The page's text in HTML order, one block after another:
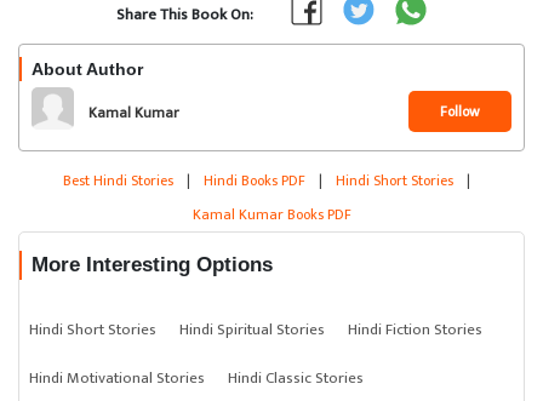
Share This Book On:
About Author
Kamal Kumar Follow
Best Hindi Stories | Hindi Books PDF | Hindi Short Stories |
Kamal Kumar Books PDF
More Interesting Options
Hindi Short Stories Hindi Spiritual Stories
Hindi Fiction Stories
Hindi Motivational Stories
Hindi Classic Stories